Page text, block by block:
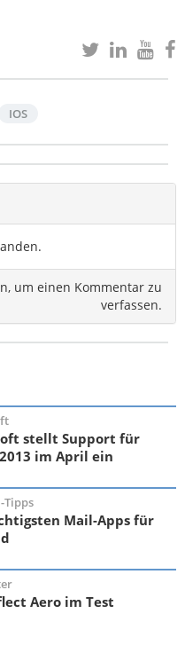
IOS
um einen Kommentar zu
verfassen.
stellt Support für
im April ein
Tipps
Mail-Apps für
Aero im Test